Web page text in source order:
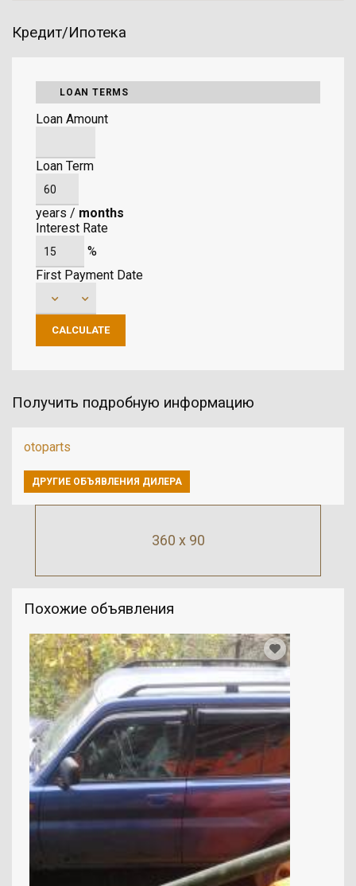
360 x 90
Похожие объявления
Кредит/Ипотека
LOAN TERMS
Loan Amount
Loan Term
years / months
Interest Rate
%
First Payment Date
Получить подробную информацию
otoparts
ДРУГИЕ ОБЪЯВЛЕНИЯ ДИЛЕРА